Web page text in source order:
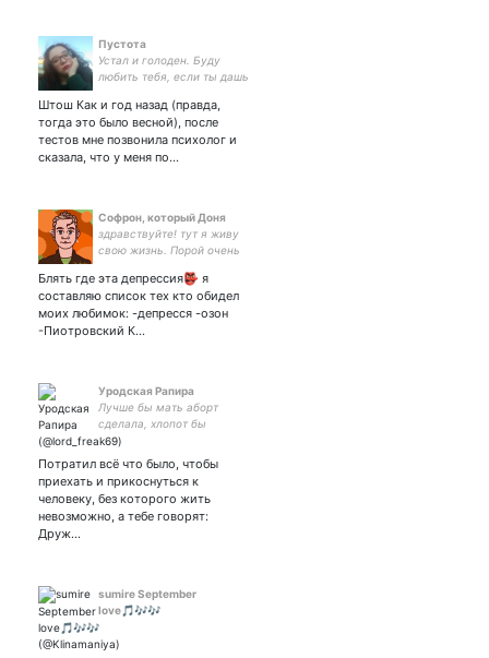
Пустота
Устал и голоден. Буду
любить тебя, если ты дашь
и самовыражение.
инфп(??). Казань. 26.02
13.04
Штош Как и год назад (правда,
тогда это было весной), после
тестов мне позвонила психолог и
сказала, что у меня по…
Софрон, который Доня
здравствуйте! тут я живу
свою жизнь. Порой очень
вы это, подписывайтесь, я
буду рад, придумаю для
вас приколы, я тварь
обыкновенная
Блять где эта депрессия👺 я
составляю список тех кто обидел
моих любимок: -депресся -озон
-Пиотровский К…
Уродская Рапира
Лучше бы мать аборт
сделала, хлопот бы
меньше было.
Потратил всё что было, чтобы
приехать и прикоснуться к
человеку, без которого жить
невозможно, а тебе говорят:
Друж…
sumire September
love🎵🎶🎶